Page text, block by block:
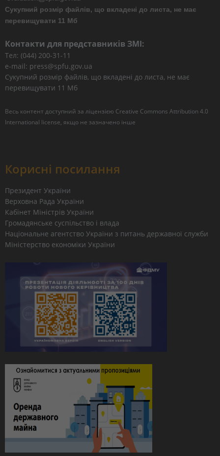
Сукупний розмір файлів, що вкладені до листа, не має
перевищувати 11 Мб
Контакти для представників ЗМІ:
Тел: (044) 200-31-11
e-mail: press@spfu.gov.ua
Сукупний розмір файлів, що вкладені до листа, не має
перевищувати 11 Мб
Весь контент доступний за ліцензією Creative Commons Attribution 4.0
International license, якщо не зазначено інше
Корисні посилання
Президент України
Верховна Рада України
Кабінет Міністрів України
Громадянське суспільство і влада
Національне агентство України з питань державної служби
Міністерство економіки України